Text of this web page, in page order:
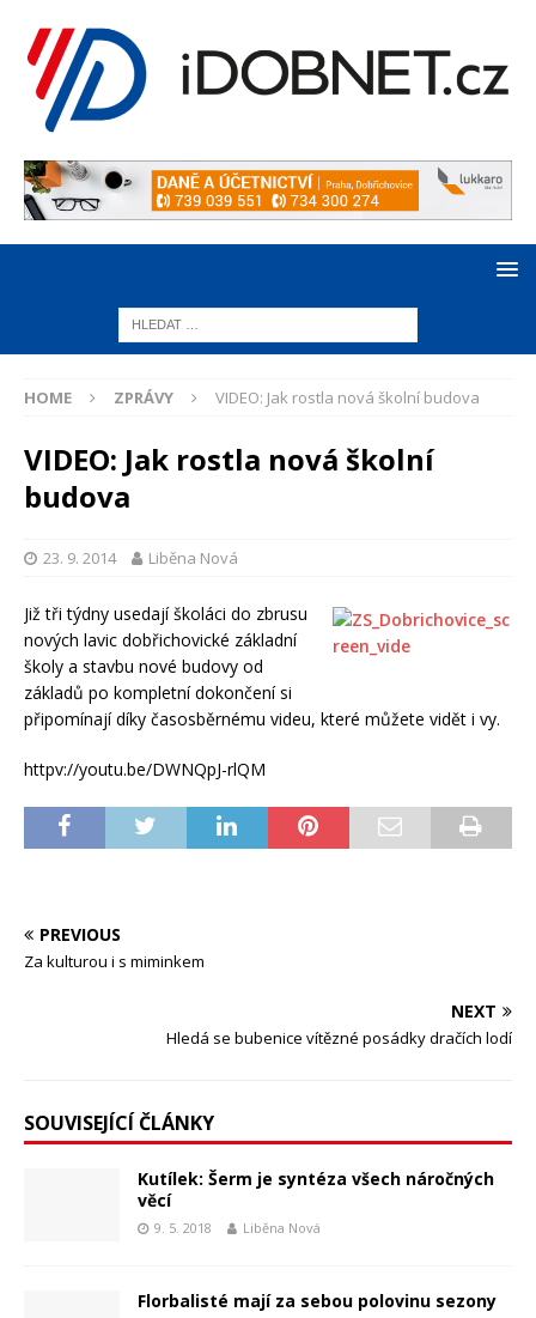
HOME ZPRÁVY VIDEO: Jak rostla nová školní budova
VIDEO: Jak rostla nová školní
budova
23. 9. 2014 Liběna Nová
Již tři týdny usedají školáci do zbrusu
nových lavic dobřichovické základní
školy a stavbu nové budovy od
základů po kompletní dokončení si
připomínají díky časosběrnému videu, které můžete vidět i vy.
httpv://youtu.be/DWNQpJ-rlQM
PREVIOUS
Za kulturou i s miminkem
NEXT
Hledá se bubenice vítězné posádky dračích lodí
SOUVISEJÍCÍ ČLÁNKY
Kutílek: Šerm je syntéza všech náročných
věcí
9. 5. 2018 Liběna Nová
Florbalisté mají za sebou polovinu sezony